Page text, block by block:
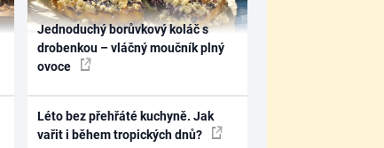
Jednoduchý borůvkový koláč s
drobenkou – vláčný moučník plný
ovoce
Léto bez přehřáté kuchyně. Jak
vařit i během tropických dnů?